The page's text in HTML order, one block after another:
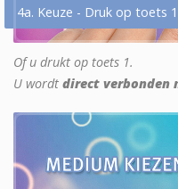
4a. Keuze - Druk op toets
Of u drukt op toets 1.
U wordt direct verbonden